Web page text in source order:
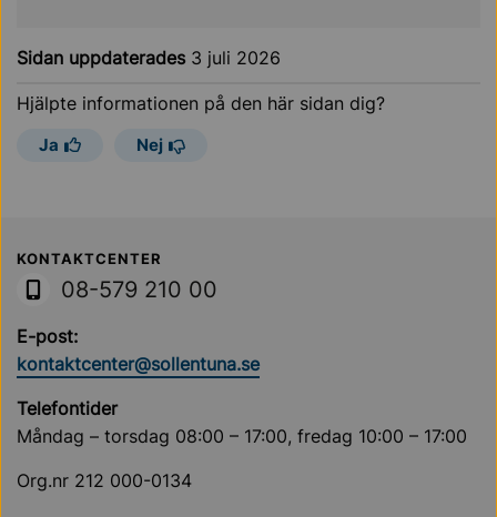
Sidan uppdaterades 3 juli 2026
Hjälpte informationen på den här sidan dig?
Ja Nej
Sollentuna Kommun
KONTAKTCENTER
08-579 210 00
E-post:
kontaktcenter@sollentuna.se
Telefontider
Måndag – torsdag 08:00 – 17:00, fredag 10:00 – 17:00
Org.nr 212 000-0134